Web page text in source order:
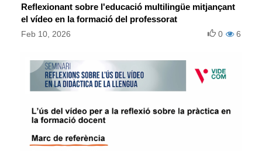
Reflexionant sobre l'educació multilingüe mitjançant
el vídeo en la formació del professorat
Feb 10, 2026 6
0